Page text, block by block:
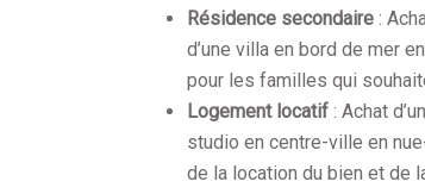
Résidence secondaire :
d’une villa en bord de mer
pour les familles qui
Logement locatif : Achat
studio en centre-ville en
de la location du bien et de